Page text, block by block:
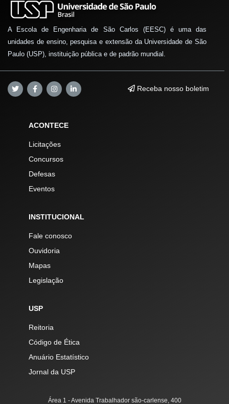
A Escola de Engenharia de São Carlos (EESC) é uma das
unidades de ensino, pesquisa e extensão da Universidade de São
Paulo (USP), instituição pública e de padrão mundial.
Receba nosso boletim
ACONTECE
Licitações
Concursos
Defesas
Eventos
INSTITUCIONAL
Fale conosco
Ouvidoria
Mapas
Legislação
USP
Reitoria
Código de Ética
Anuário Estatístico
Jornal da USP
Área 1 - Avenida Trabalhador são-carlense, 400